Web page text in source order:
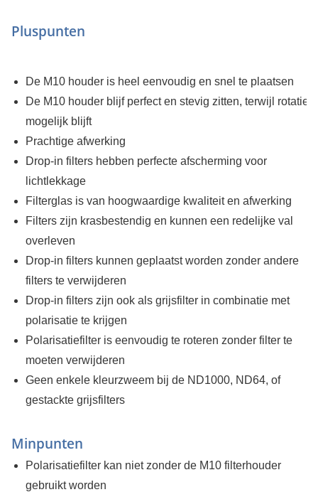
Pluspunten
De M10 houder is heel eenvoudig en snel te plaatsen
De M10 houder blijf perfect en stevig zitten, terwijl rotatie
mogelijk blijft
Prachtige afwerking
Drop-in filters hebben perfecte afscherming voor
lichtlekkage
Filterglas is van hoogwaardige kwaliteit en afwerking
Filters zijn krasbestendig en kunnen een redelijke val
overleven
Drop-in filters kunnen geplaatst worden zonder andere
filters te verwijderen
Drop-in filters zijn ook als grijsfilter in combinatie met
polarisatie te krijgen
Polarisatiefilter is eenvoudig te roteren zonder filter te
moeten verwijderen
Geen enkele kleurzweem bij de ND1000, ND64, of
gestackte grijsfilters
Minpunten
Polarisatiefilter kan niet zonder de M10 filterhouder
gebruikt worden